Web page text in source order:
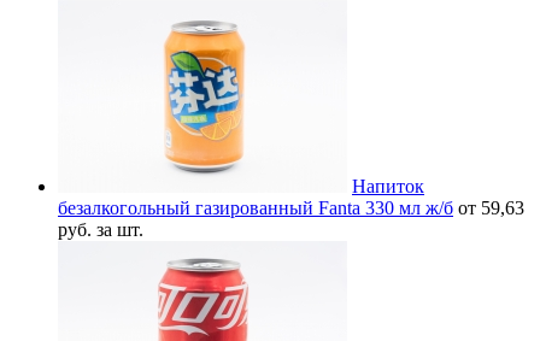
Напиток
безалкогольный газированный Fanta 330 мл ж/б от 59,63
руб. за шт.